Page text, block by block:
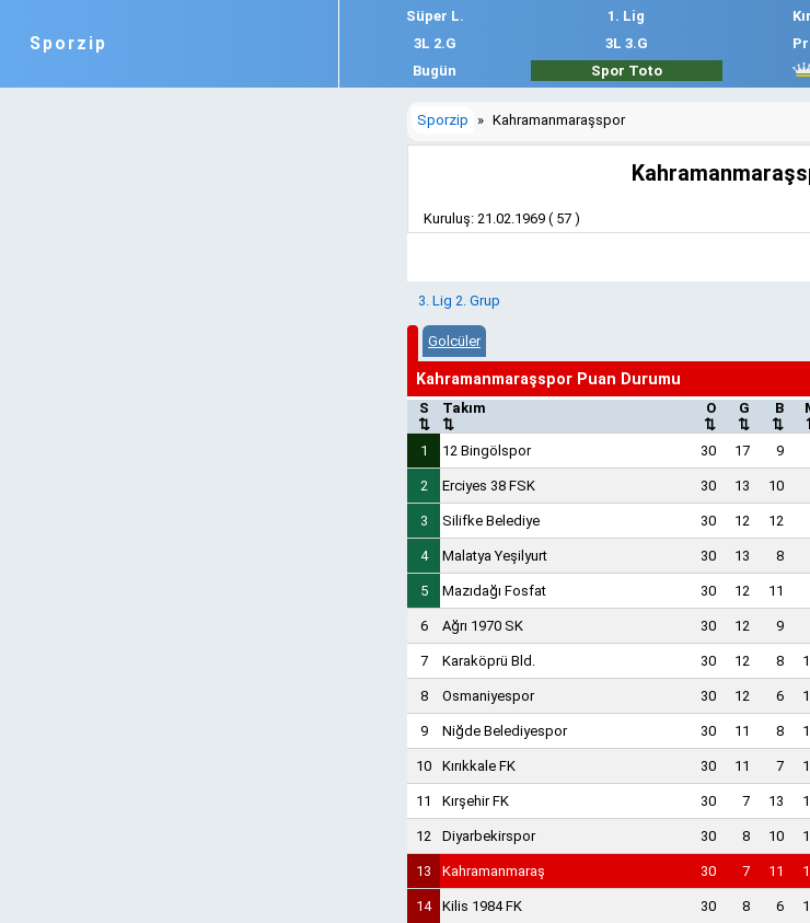
Sporzip
Süper L. 1. Lig
3L 2.G
3L 3.G
Bugün
Spor Toto
Sporzip » Kahramanmaraşspor
Kuruluş: 21.02.1969 ( 57 )
3. Lig 2. Grup
Golcüler
Kahramanmaraşspor Puan Durumu
S
⇅
Takım
⇅
O
⇅
G
⇅
B
⇅
1 12 Bingölspor 30 17 9
2 Erciyes 38 FSK 30 13 10
3 Silifke Belediye 30 12 12
4 Malatya Yeşilyurt 30 13 8
5 Mazıdağı Fosfat 30 12 11
6 Ağrı 1970 SK 30 12 9
7 Karaköprü Bld. 30 12 8
8 Osmaniyespor 30 12 6
9 Niğde Belediyespor 30 11 8
10 Kırıkkale FK 30 11 7
11 Kırşehir FK 30 7 13
12 Diyarbekirspor 30 8 10
13 Kahramanmaraş 30 7 11
14 Kilis 1984 FK 30 8 6